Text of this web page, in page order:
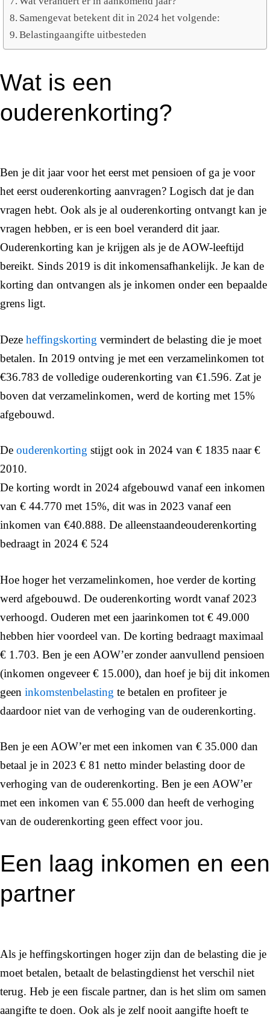
Samengevat betekent dit in 2024 het volgende:
Belastingaangifte uitbesteden
Wat is een
ouderenkorting?
Ben je dit jaar voor het eerst met pensioen of ga je voor
het eerst ouderenkorting aanvragen? Logisch dat je dan
vragen hebt. Ook als je al ouderenkorting ontvangt kan je
vragen hebben, er is een boel veranderd dit jaar.
Ouderenkorting kan je krijgen als je de AOW-leeftijd
bereikt. Sinds 2019 is dit inkomensafhankelijk. Je kan de
korting dan ontvangen als je inkomen onder een bepaalde
grens ligt.
Deze heffingskorting vermindert de belasting die je moet
betalen. In 2019 ontving je met een verzamelinkomen tot
€36.783 de volledige ouderenkorting van €1.596. Zat je
boven dat verzamelinkomen, werd de korting met 15%
afgebouwd.
De ouderenkorting stijgt ook in 2024 van € 1835 naar €
2010.
De korting wordt in 2024 afgebouwd vanaf een inkomen
van € 44.770 met 15%, dit was in 2023 vanaf een
inkomen van €40.888. De alleenstaandeouderenkorting
bedraagt in 2024 € 524
Hoe hoger het verzamelinkomen, hoe verder de korting
werd afgebouwd. De ouderenkorting wordt vanaf 2023
verhoogd. Ouderen met een jaarinkomen tot € 49.000
hebben hier voordeel van. De korting bedraagt maximaal
€ 1.703. Ben je een AOW’er zonder aanvullend pensioen
(inkomen ongeveer € 15.000), dan hoef je bij dit inkomen
geen inkomstenbelasting te betalen en profiteer je
daardoor niet van de verhoging van de ouderenkorting.
Ben je een AOW’er met een inkomen van € 35.000 dan
betaal je in 2023 € 81 netto minder belasting door de
verhoging van de ouderenkorting. Ben je een AOW’er
met een inkomen van € 55.000 dan heeft de verhoging
van de ouderenkorting geen effect voor jou.
Een laag inkomen en een
partner
Als je heffingskortingen hoger zijn dan de belasting die je
moet betalen, betaalt de belastingdienst het verschil niet
terug. Heb je een fiscale partner, dan is het slim om samen
aangifte te doen. Ook als je zelf nooit aangifte hoeft te